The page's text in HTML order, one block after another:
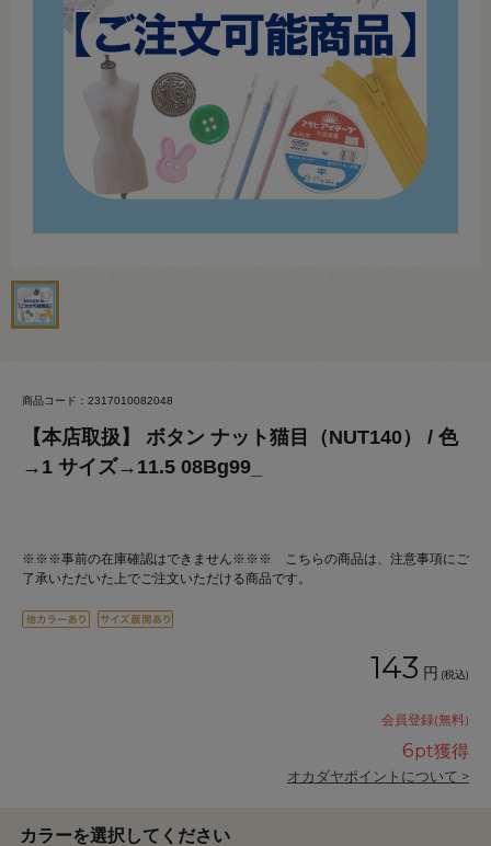
商品コード：2317010082048
【本店取扱】 ボタン ナット猫目（NUT140） / 色
→1 サイズ→11.5 08Bg99_
※※※事前の在庫確認はできません※※※ こちらの商品は、注意事項にご
了承いただいた上でご注文いただける商品です。
143 円 (税込)
会員登録(無料)
6pt獲得
オカダヤポイントについて >
カラーを選択してください